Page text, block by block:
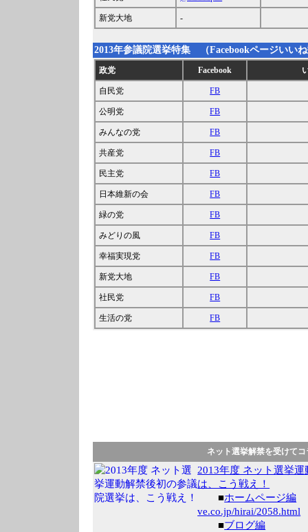
新党大地 -
2013年参議院選挙特集 （Facebookページいいね
政党 Facebook
自民党 FB
公明党 FB
みんなの党 FB
共産党 FB
民主党 FB
日本維新の会 FB
緑の党 FB
みどりの風 FB
幸福実現党 FB
新党大地 FB
社民党 FB
生活の党 FB
ネット選挙解禁を受けてコ
2013年度 ネット選挙
は、こう戦え！
■ホームページ編
ve.co.jp/hirai/2058.html
■ブログ編